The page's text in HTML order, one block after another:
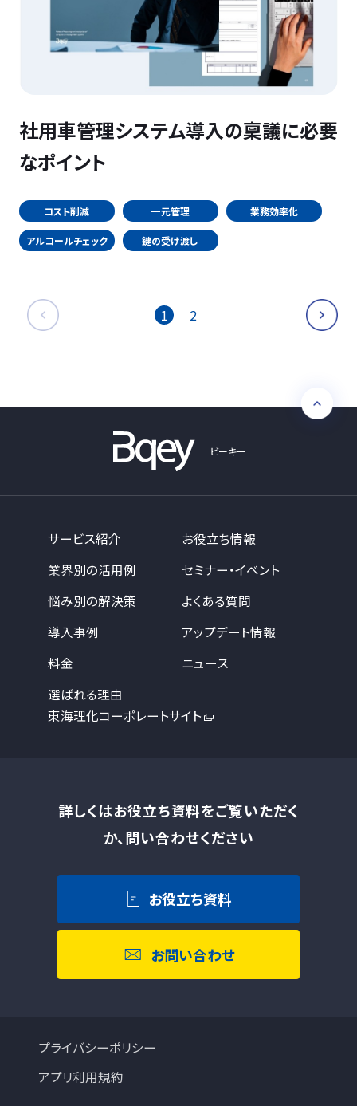
社用車管理システム導入の稟議に必要
なポイント
コスト削減 一元管理 業務効率化
アルコールチェック 鍵の受け渡し
1 2
ビーキー
サービス紹介
お役立ち情報
業界別の活用例
セミナー・イベント
悩み別の解決策
よくある質問
導入事例
アップデート情報
料金
ニュース
選ばれる理由
東海理化コーポレートサイト
詳しくはお役立ち資料をご覧いただく
か、問い合わせください
お役立ち資料
お問い合わせ
プライバシーポリシー
アプリ利用規約